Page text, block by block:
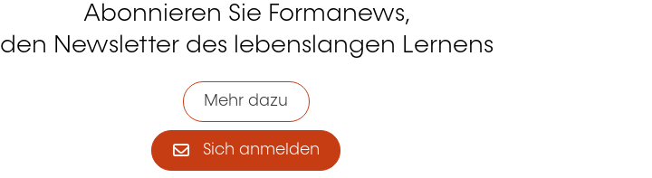
Abonnieren Sie Formanews,
den Newsletter des lebenslangen Lernens
Mehr dazu
Sich anmelden